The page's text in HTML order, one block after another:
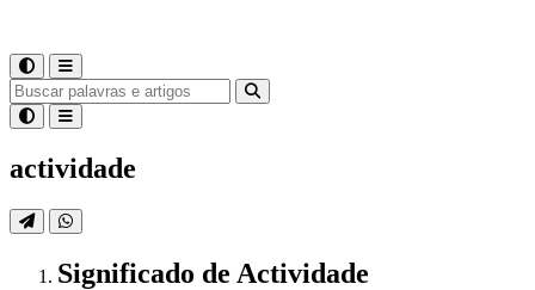
actividade
Significado de Actividade